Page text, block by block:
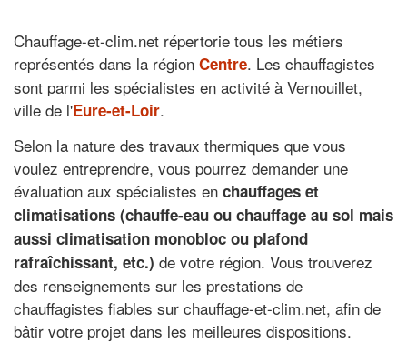
Chauffage-et-clim.net répertorie tous les métiers
représentés dans la région Centre. Les chauffagistes
sont parmi les spécialistes en activité à Vernouillet,
ville de l'Eure-et-Loir.
Selon la nature des travaux thermiques que vous
voulez entreprendre, vous pourrez demander une
évaluation aux spécialistes en chauffages et
climatisations (chauffe-eau ou chauffage au sol mais
aussi climatisation monobloc ou plafond
rafraîchissant, etc.) de votre région. Vous trouverez
des renseignements sur les prestations de
chauffagistes fiables sur chauffage-et-clim.net, afin de
bâtir votre projet dans les meilleures dispositions.